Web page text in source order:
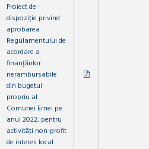
Proiect de
dispoziție privind
aprobarea
Regulamentului de
acordare a
finanţărilor
nerambursabile
din bugetul
propriu al
Comunei Ernei pe
anul 2022, pentru
activităţi non-profit
de interes local.